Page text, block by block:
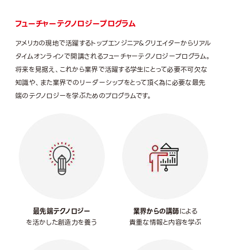
フューチャーテクノロジープログラム
アメリカの現地で活躍するトップエンジニア&クリエイターからリアル
タイムオンラインで開講されるフューチャーテクノロジープログラム。
将来を見据え、これから業界で活躍する学生にとって必要不可欠な
知識や、また業界でのリーダーシップをとって頂く為に必要な最先
端のテクノロジーを学ぶためのプログラムです。
最先端テクノロジー
を活かした創造力を養う
業界からの講師による
貴重な情報と内容を学ぶ